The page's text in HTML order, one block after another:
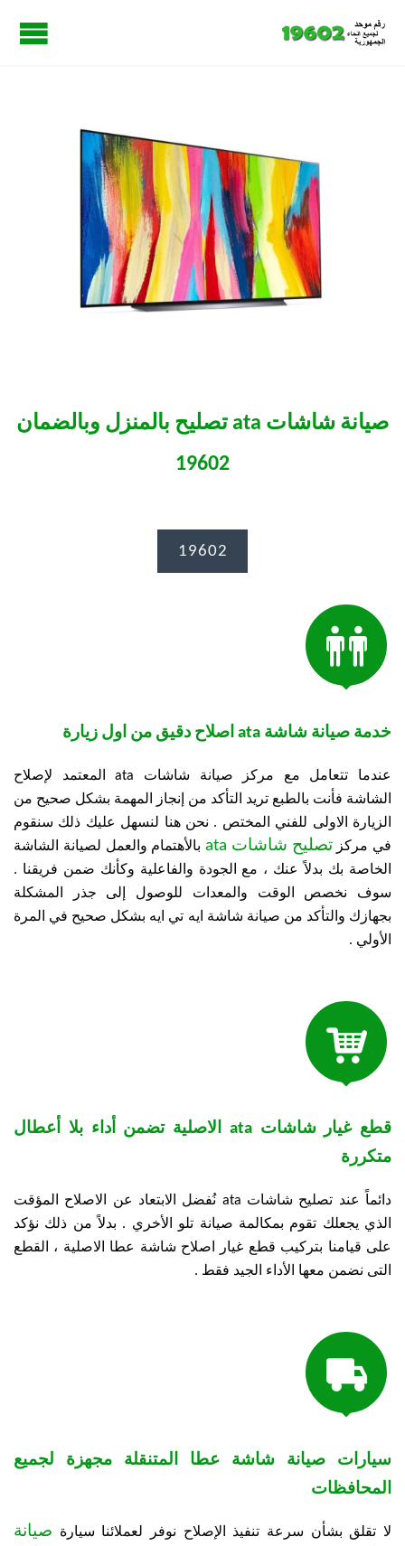
صيانة شاشات ata تصليح بالمنزل وبالضمان
19602
19602

خدمة صيانة شاشة ata اصلاح دقيق من اول زيارة
عندما تتعامل مع مركز صيانة شاشات ata المعتمد لإصلاح
الشاشة فأنت بالطبع تريد التأكد من إنجاز المهمة بشكل صحيح من
الزيارة الاولى للفني المختص . نحن هنا لنسهل عليك ذلك سنقوم
في مركزتصليح شاشات ata
بالأهتمام والعمل لصيانة الشاشة
الخاصة بك بدلاً عنك ، مع الجودة والفاعلية وكأنك ضمن فريقنا .
سوف نخصص الوقت والمعدات للوصول إلى جذر المشكلة
بجهازك والتأكد من صيانة شاشة ايه تي ايه بشكل صحيح في المرة
الأولي .

قطع غيار شاشات ata الاصلية تضمن أداء بلا أعطال
متكررة
دائماً عند تصليح شاشات ata نُفضل الابتعاد عن الاصلاح المؤقت
الذي يجعلك تقوم بمكالمة صيانة تلو الأخري . بدلاً من ذلك نؤكد
على قيامنا بتركيب قطع غيار اصلاح شاشة عطا الاصلية ، القطع
التى نضمن معها الأداء الجيد فقط .

سيارات صيانة شاشة عطا المتنقلة مجهزة لجميع
المحافظات
لا تقلق بشأن سرعة تنفيذ الإصلاح نوفر لعملائنا سيارة صيانة